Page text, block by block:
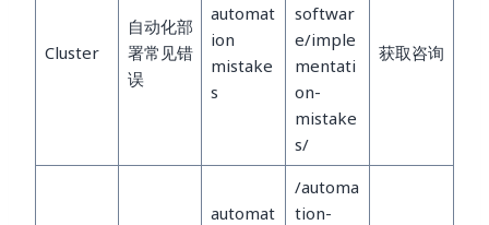
Cluster
自动化部
署常见错
误
automat
ion
mistake
s
softwar
e/imple
mentati
on-
mistake
s/
获取咨询
automat
/automa
tion-